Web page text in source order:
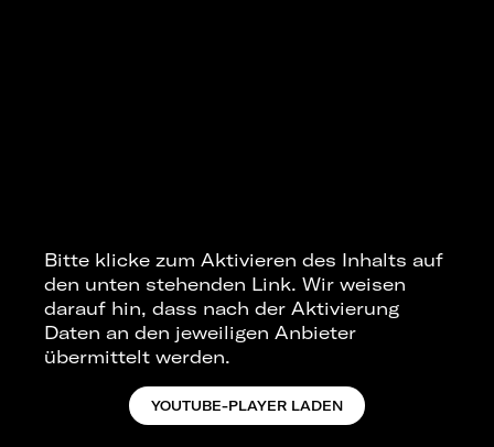
Bitte klicke zum Aktivieren des Inhalts auf
den unten stehenden Link. Wir weisen
darauf hin, dass nach der Aktivierung
Daten an den jeweiligen Anbieter
übermittelt werden.
YOUTUBE-PLAYER LADEN